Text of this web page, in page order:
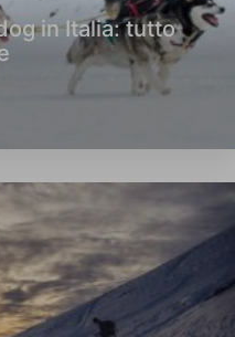
in Italia: tutto